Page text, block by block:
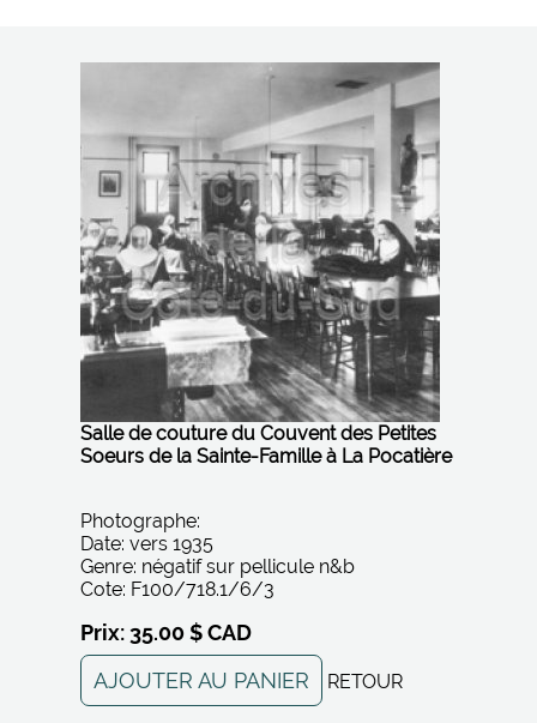
Salle de couture du Couvent des Petites
Soeurs de la Sainte-Famille à La Pocatière
Photographe:
Date: vers 1935
Genre: négatif sur pellicule n&b
Cote: F100/718.1/6/3
Prix: 35.00 $ CAD
AJOUTER AU PANIER
RETOUR